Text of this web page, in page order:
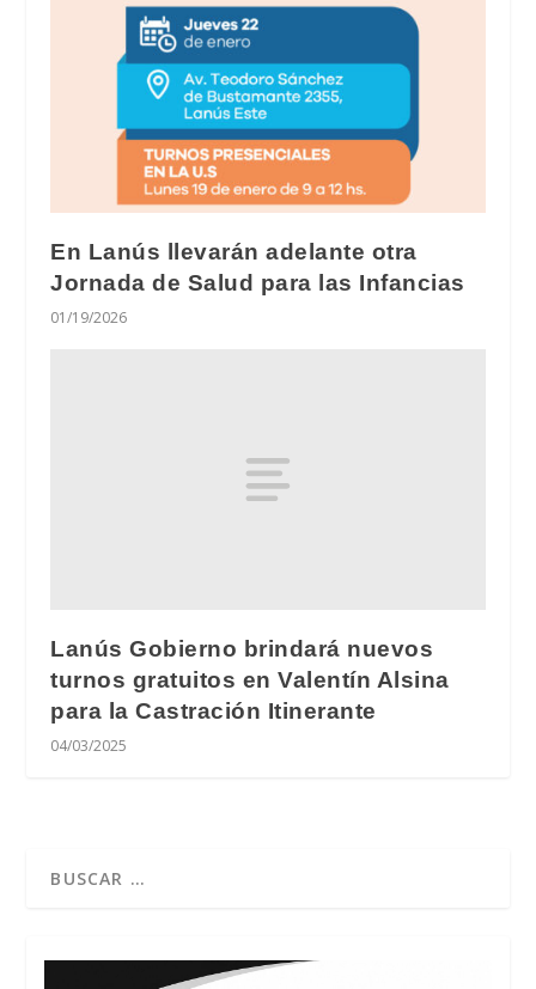
En Lanús llevarán adelante otra
Jornada de Salud para las Infancias
01/19/2026
Lanús Gobierno brindará nuevos
turnos gratuitos en Valentín Alsina
para la Castración Itinerante
04/03/2025